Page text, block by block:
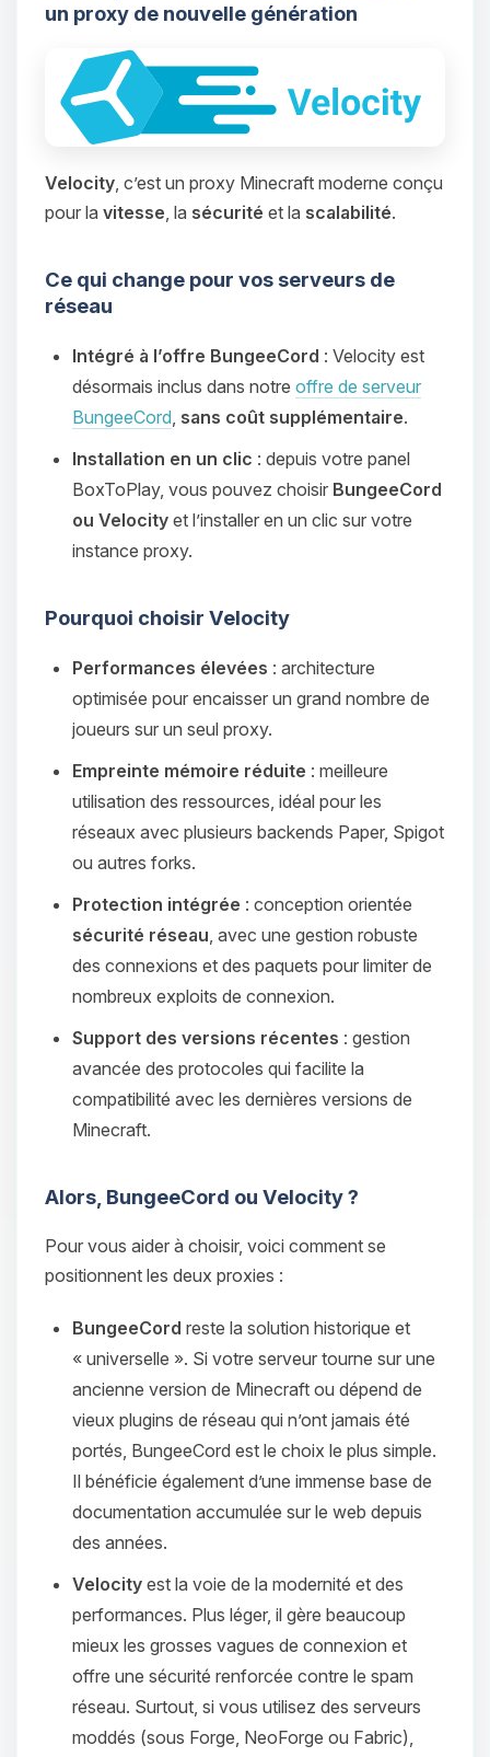
un proxy de nouvelle génération
Velocity, c’est un proxy Minecraft moderne conçu
pour la vitesse, la sécurité et la scalabilité.
Ce qui change pour vos serveurs de
réseau
Intégré à l’offre BungeeCord : Velocity est
désormais inclus dans notre offre de serveur
BungeeCord, sans coût supplémentaire.
Installation en un clic : depuis votre panel
BoxToPlay, vous pouvez choisir BungeeCord
ou Velocity et l’installer en un clic sur votre
instance proxy.
Pourquoi choisir Velocity
Performances élevées : architecture
optimisée pour encaisser un grand nombre de
joueurs sur un seul proxy.
Empreinte mémoire réduite : meilleure
utilisation des ressources, idéal pour les
réseaux avec plusieurs backends Paper, Spigot
ou autres forks.
Protection intégrée : conception orientée
sécurité réseau, avec une gestion robuste
des connexions et des paquets pour limiter de
nombreux exploits de connexion.
Support des versions récentes : gestion
avancée des protocoles qui facilite la
compatibilité avec les dernières versions de
Minecraft.
Alors, BungeeCord ou Velocity ?
Pour vous aider à choisir, voici comment se
positionnent les deux proxies :
BungeeCord reste la solution historique et
« universelle ». Si votre serveur tourne sur une
ancienne version de Minecraft ou dépend de
vieux plugins de réseau qui n’ont jamais été
portés, BungeeCord est le choix le plus simple.
Il bénéficie également d’une immense base de
documentation accumulée sur le web depuis
des années.
Velocity est la voie de la modernité et des
performances. Plus léger, il gère beaucoup
mieux les grosses vagues de connexion et
offre une sécurité renforcée contre le spam
réseau. Surtout, si vous utilisez des serveurs
moddés (sous Forge, NeoForge ou Fabric),